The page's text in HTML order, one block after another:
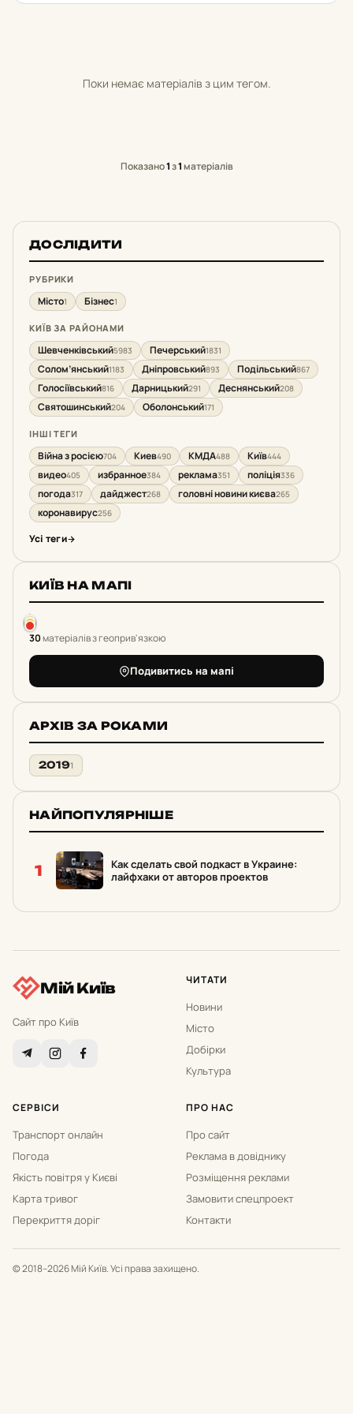
Поки немає матеріалів з цим тегом.
Показано1з1матеріалів
ДОСЛІДИТИ
РУБРИКИ
Місто1 Бізнес1
КИЇВ ЗА РАЙОНАМИ
Шевченківський5983 Печерський1831
Солом’янський1183 Дніпровський893 Подільський867
Голосіївський816 Дарницький291 Деснянський208
Святошинський204 Оболонський171
ІНШІ ТЕГИ
Війна з росією704 Киев490 КМДА488 Київ444
видео405 избранное384 реклама351 поліція336
погода317 дайджест268 головні новини києва265
коронавирус256
Усі теги
КИЇВ НА МАПІ
30матеріалів з геоприв'язкою
Подивитись на мапі
АРХІВ ЗА РОКАМИ
20191
НАЙПОПУЛЯРНІШЕ
1
Как сделать свой подкаст в Украине:
лайфхаки от авторов проектов
Мій Київ
Сайт про Київ
ЧИТАТИ
Новини
Місто
Добірки
Культура
СЕРВІСИ
Транспорт онлайн
Погода
Якість повітря у Києві
Карта тривог
Перекриття доріг
ПРО НАС
Про сайт
Реклама в довіднику
Розміщення реклами
Замовити спецпроект
Контакти
© 2018–2026 Мій Київ. Усі права захищено.